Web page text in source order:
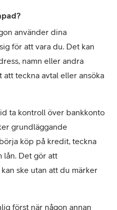
använder dina
för att vara du. Det kan
namn eller andra
teckna avtal eller ansöka
ta kontroll över bankkonto
grundläggande
köp på kredit, teckna
lån. Det gör att
ske utan att du märker
först när någon annan